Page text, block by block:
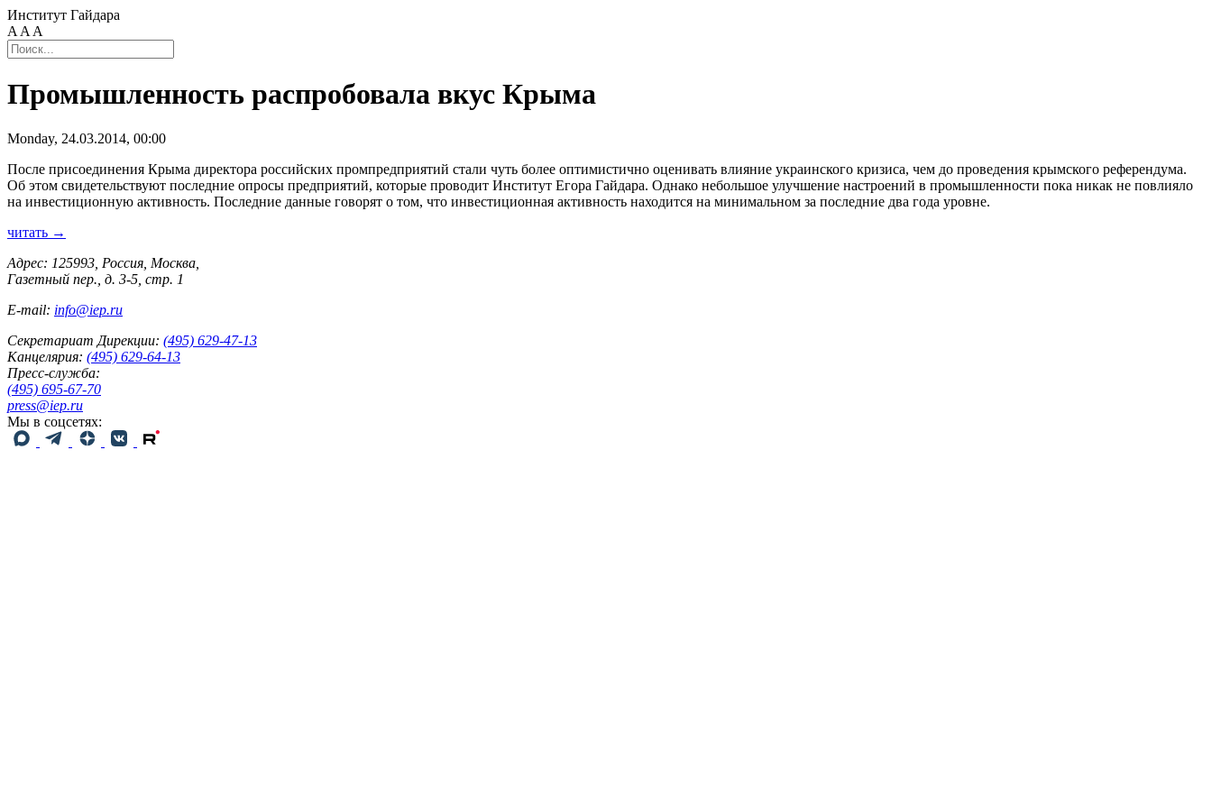
Институт Гайдара
A A A
Промышленность распробовала вкус Крыма
Monday, 24.03.2014, 00:00
После присоединения Крыма директора российских промпредприятий стали чуть более оптимистично оценивать влияние украинского кризиса, чем до проведения крымского референдума.
Об этом свидетельствуют последние опросы предприятий, которые проводит Институт Егора Гайдара. Однако небольшое улучшение настроений в промышленности пока никак не повлияло
на инвестиционную активность. Последние данные говорят о том, что инвестиционная активность находится на минимальном за последние два года уровне.
читать →
Адрес: 125993, Россия, Москва,
Газетный пер., д. 3-5, стр. 1
E-mail: info@iep.ru
Секретариат Дирекции: (495) 629-47-13
Канцелярия: (495) 629-64-13
Пресс-служба:
(495) 695-67-70
press@iep.ru
Мы в соцсетях: